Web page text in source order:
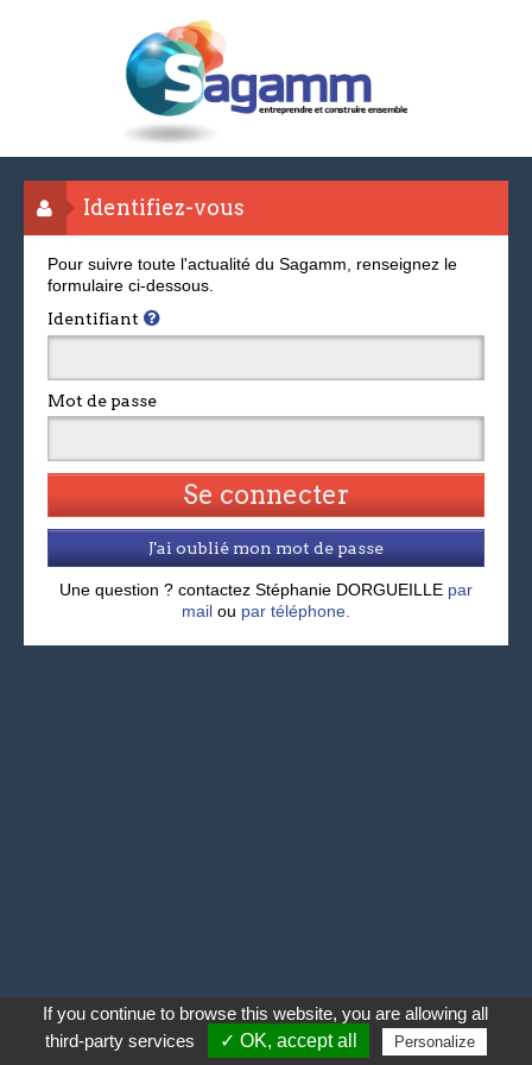
Identifiez-vous
Pour suivre toute l'actualité du Sagamm, renseignez le
formulaire ci-dessous.
Identifiant
Mot de passe
J'ai oublié mon mot de passe
Une question ? contactez Stéphanie DORGUEILLE par
mail ou par téléphone.
If you continue to browse this website, you are allowing all
third-party services
✓ OK, accept all Personalize